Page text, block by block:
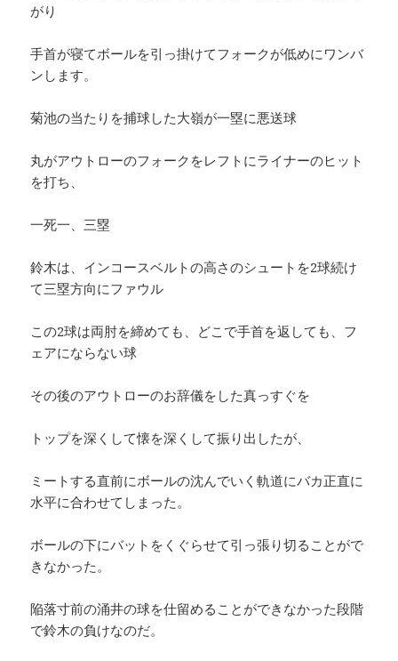
がり
手首が寝てボールを引っ掛けてフォークが低めにワンバ
ンします。
菊池の当たりを捕球した大嶺が一塁に悪送球
丸がアウトローのフォークをレフトにライナーのヒット
を打ち、
一死一、三塁
鈴木は、インコースベルトの高さのシュートを2球続け
て三塁方向にファウル
この2球は両肘を締めても、どこで手首を返しても、フ
ェアにならない球
その後のアウトローのお辞儀をした真っすぐを
トップを深くして懐を深くして振り出したが、
ミートする直前にボールの沈んでいく軌道にバカ正直に
水平に合わせてしまった。
ボールの下にバットをくぐらせて引っ張り切ることがで
きなかった。
陥落寸前の涌井の球を仕留めることができなかった段階
で鈴木の負けなのだ。